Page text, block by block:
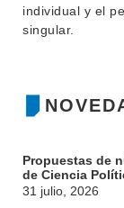
Propuestas de
de Ciencia
31 julio, 2026
individual y el
singular.